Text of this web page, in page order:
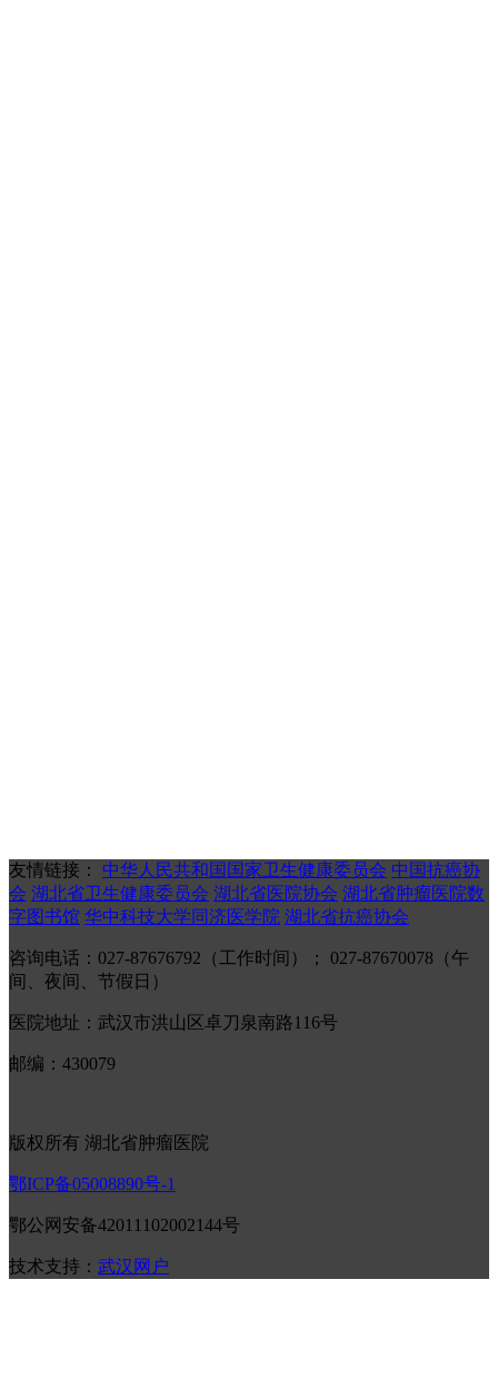
友情链接： 中华人民共和国国家卫生健康委员会 中国抗癌协
会 湖北省卫生健康委员会 湖北省医院协会 湖北省肿瘤医院数
字图书馆 华中科技大学同济医学院 湖北省抗癌协会
咨询电话：027-87676792（工作时间）； 027-87670078（午
间、夜间、节假日）
医院地址：武汉市洪山区卓刀泉南路116号
邮编：430079
版权所有 湖北省肿瘤医院
鄂ICP备05008890号-1
鄂公网安备42011102002144号
技术支持： 武汉网户